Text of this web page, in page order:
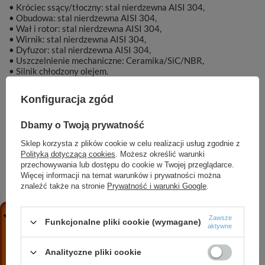
• Króciec ssący/tłoczny: stal nierdzewna AISI 304,
• Obudowa: stal nierdzewna AISI 304,
• Wał i rotor: stal nierdzewna AISI 304,
• Wirnik: stal nierdzewna AISI 304,
• Dyfuzor: stal nierdzewna AISI 304,
• Uszczelnienie mechaniczne: Ceramika/SiC/NBR,
• Silnik chłodzony olejem.
Symbol KAT00842
ZOBACZ RÓWNIEŻ
4 SPINOX 8-4 (0,55 kW, 230 V) pompa głębinowa
Konfiguracja zgód
Dbamy o Twoją prywatność
Sklep korzysta z plików cookie w celu realizacji usług zgodnie z
Polityką dotyczącą cookies. Możesz określić warunki
przechowywania lub dostępu do cookie w Twojej przeglądarce.
Więcej informacji na temat warunków i prywatności można
znaleźć także na stronie Prywatność i warunki Google.
Funkcjonalne pliki cookie (wymagane)
Zawsze
aktywne
Analityczne pliki cookie